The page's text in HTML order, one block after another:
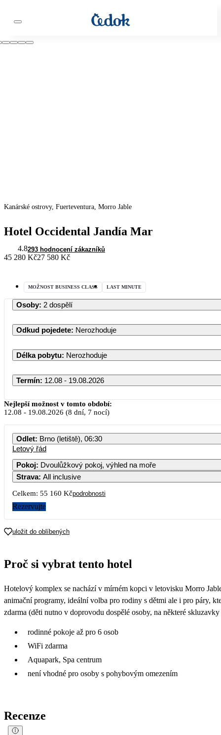
Kanárské ostrovy, Fuerteventura, Morro Jable
Hotel Occidental Jandía Mar
4.8293 hodnocení zákazníků
45 280 Kč27 580 Kč
MOŽNOST BUSINESS CLASS LAST MINUTE
Osoby: 2 dospělí
Odkud pojedete: Nerozhoduje
Délka pobytu: Nerozhoduje
Termín: 12.08 - 19.08.2026
Nejlepší možnost v tomto období:
12.08 - 19.08.2026 (8 dní, 7 nocí)
Odlet: Brno (letiště), 06:30
Letový řád
Pokoj: Dvoulůžkový pokoj, výhled na moře
Strava: All inclusive
Celkem: 55 160 Kčpodrobnosti
Rezervujte
uložit do oblíbených
Proč si vybrat tento hotel
Hotelový komplex se nachází v mírném kopci v letovisku Morro
animační programy, ideální volba pro rodiny s dětmi ale i pro páry,
zdarma (děti nutno v doprovodu dospělé osoby, na některé
rodinné pokoje až pro 6 osob
WiFi zdarma
Aquapark, Spa centrum
není vhodné pro osoby s pohybovým omezením
Recenze